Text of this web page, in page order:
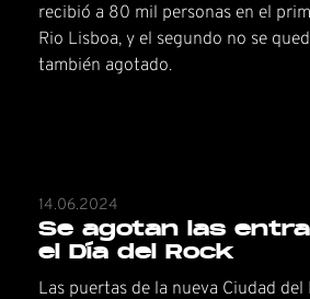
recibió a 80 mil personas en el
Rio Lisboa, y el segundo no se
también agotado.
14.06.2024
Se agotan las
el Día del Rock
Las puertas de la nueva Ciudad